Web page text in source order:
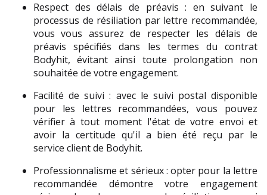
Respect des délais de préavis : en suivant le
processus de résiliation par lettre recommandée,
vous vous assurez de respecter les délais de
préavis spécifiés dans les termes du contrat
Bodyhit, évitant ainsi toute prolongation non
souhaitée de votre engagement.
Facilité de suivi : avec le suivi postal disponible
pour les lettres recommandées, vous pouvez
vérifier à tout moment l'état de votre envoi et
avoir la certitude qu'il a bien été reçu par le
service client de Bodyhit.
Professionnalisme et sérieux : opter pour la lettre
recommandée démontre votre engagement